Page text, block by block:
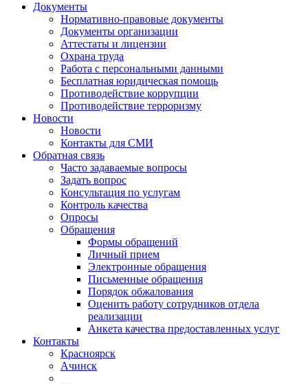
Документы
Нормативно-правовые документы
Документы организации
Аттестаты и лицензии
Охрана труда
Работа с персональными данными
Бесплатная юридическая помощь
Противодействие коррупции
Противодействие терроризму
Новости
Новости
Контакты для СМИ
Обратная связь
Часто задаваемые вопросы
Задать вопрос
Консультация по услугам
Контроль качества
Опросы
Обращения
Формы обращений
Личный прием
Электронные обращения
Письменные обращения
Порядок обжалования
Оценить работу сотрудников отдела
реализации
Анкета качества предоставленных услуг
Контакты
Красноярск
Ачинск